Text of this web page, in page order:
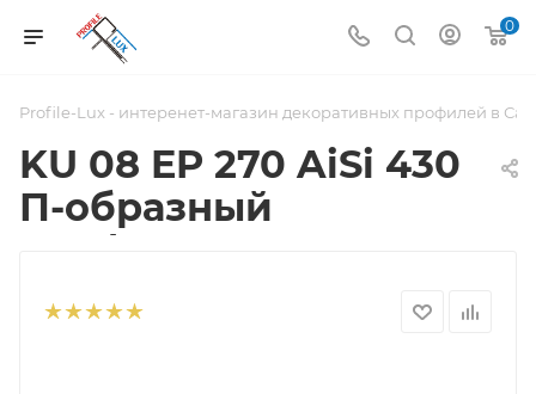
0
Profile-Lux - интеренет-магазин декоративных профилей в
KU 08 EP 270 AiSi 430
П-образный
профиль H = 08 мм,
полированная сталь